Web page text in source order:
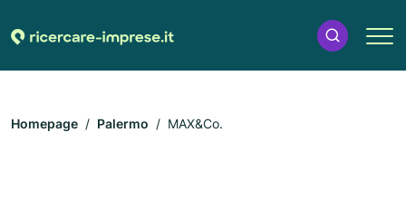
Homepage Palermo MAX&Co.